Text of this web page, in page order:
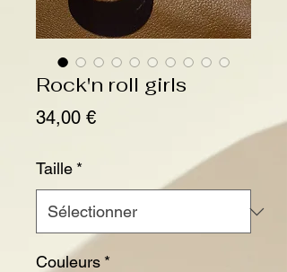
Rock'n roll girls
34,00 €Prix
Taille *
Couleurs *